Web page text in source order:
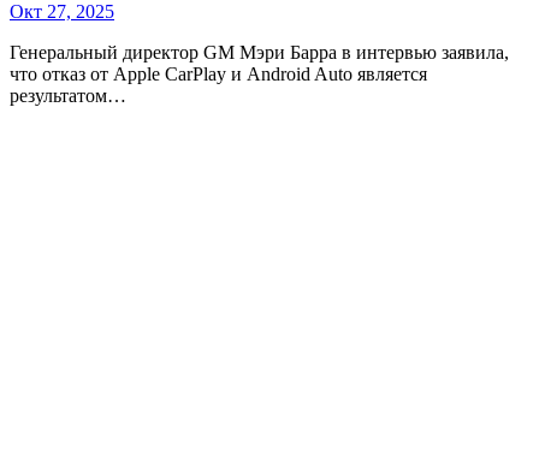
Окт 27, 2025
Генеральный директор GM Мэри Барра в интервью заявила,
что отказ от Apple CarPlay и Android Auto является
результатом…